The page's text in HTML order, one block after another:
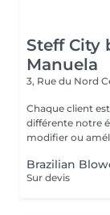
Steff City
Manuela
3, Rue du Nord
Chaque client
différente notre
modifier ou
Brazilian
Sur devis